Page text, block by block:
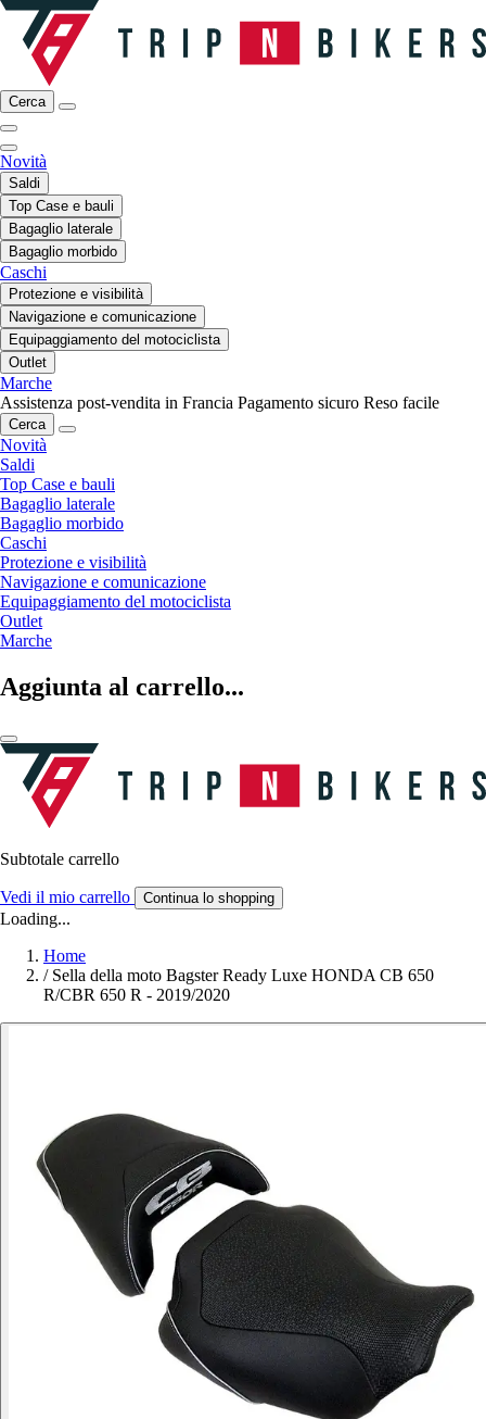
Cerca
Novità
Saldi
Top Case e bauli
Bagaglio laterale
Bagaglio morbido
Caschi
Protezione e visibilità
Navigazione e comunicazione
Equipaggiamento del motociclista
Outlet
Marche
Assistenza post-vendita in Francia Pagamento sicuro Reso facile
Cerca
Novità
Saldi
Top Case e bauli
Bagaglio laterale
Bagaglio morbido
Caschi
Protezione e visibilità
Navigazione e comunicazione
Equipaggiamento del motociclista
Outlet
Marche
Aggiunta al carrello...
Subtotale carrello
Vedi il mio carrello Continua lo shopping
Loading...
Home
/ Sella della moto Bagster Ready Luxe HONDA CB 650
R/CBR 650 R - 2019/2020